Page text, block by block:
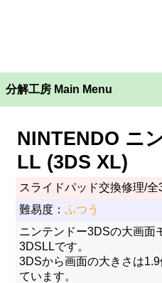
分解工房 Main Menu
NINTENDO ニ
LL (3DS XL)
スライドパッド交換修理/
難易度：ふつう
ニンテンドー3DSの大画面
3DSLLです。
3DSから画面の大きさは
ています。